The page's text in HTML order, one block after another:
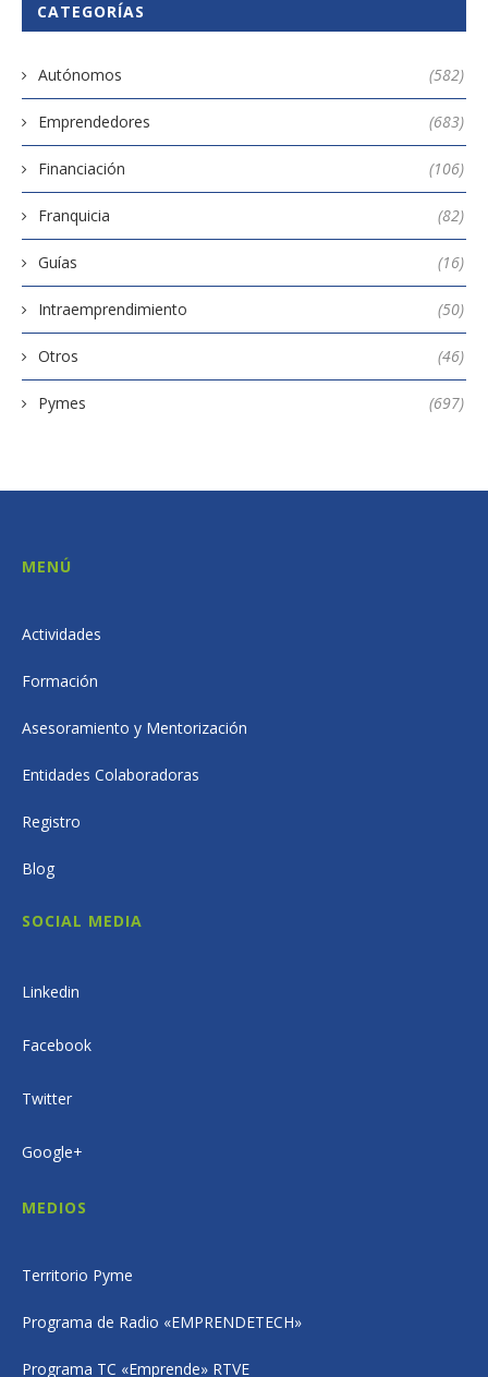
CATEGORÍAS
Autónomos (582)
Emprendedores (683)
Financiación (106)
Franquicia (82)
Guías (16)
Intraemprendimiento (50)
Otros (46)
Pymes (697)
MENÚ
Actividades
Formación
Asesoramiento y Mentorización
Entidades Colaboradoras
Registro
Blog
SOCIAL MEDIA
Linkedin
Facebook
Twitter
Google+
MEDIOS
Territorio Pyme
Programa de Radio «EMPRENDETECH»
Programa TC «Emprende» RTVE